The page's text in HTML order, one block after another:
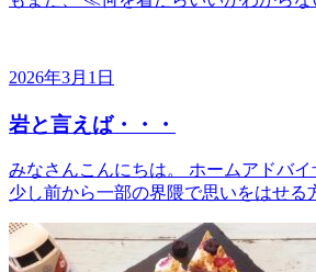
2026年3月1日
岩と言えば・・・
みなさんこんにちは。 ホームアドバ
少し前から一部の界隈で思いをはせ